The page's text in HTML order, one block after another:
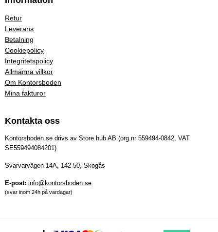
Retur
Leverans
Betalning
Cookiepolicy
Integritetspolicy
Allmänna villkor
Om Kontorsboden
Mina fakturor
Kontakta oss
Kontorsboden.se drivs av Store hub AB (org.nr 559494-0842, VAT
SE559494084201)
Svarvarvägen 14A, 142 50, Skogås
E-post: info@kontorsboden.se
(svar inom 24h på vardagar)